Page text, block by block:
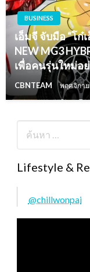
BUSINESS
เอ็มจี จับมือ “โก๋
NEW MG3
เพื่อคนรุ่นใหม่อ
CBNTEAM พฤศจิกาย
Lifestyle &
@chillwonpai